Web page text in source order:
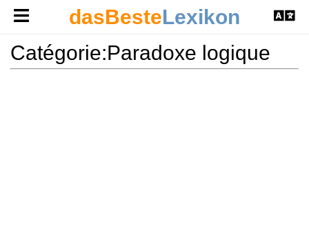
dasBesteLexikon
Catégorie:Paradoxe logique